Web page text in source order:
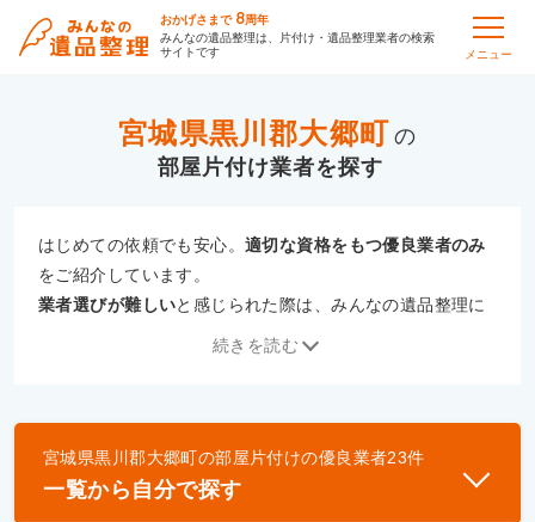
おかげさまで 8周年
みんなの遺品整理は、片付け・遺品整理業者の検索
サイトです
メニュー
宮城県黒川郡大郷町 の
部屋片付け
はじめての依頼でも安心。適切な資格をもつ優良業者のみ
をご紹介しています。
業者選びが難しいと感じられた際は、みんなの遺品整理に
優良業者とは
一般財団法人遺品整理認定協会、および一般社団法
続きを読む
宮城県黒川郡大郷町の部屋片付けの優良業者23件
一覧から自分で探す